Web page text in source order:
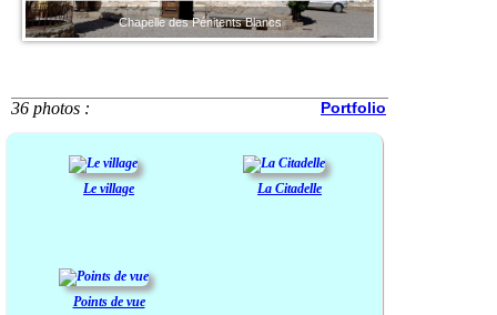
Chapelle des Pénitents Blancs
36 photos : Portfolio
Le village La Citadelle
Points de vue